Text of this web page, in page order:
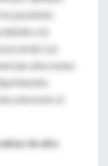
pacientes
a la
Las
afecciones
sobrevivir al
de alta